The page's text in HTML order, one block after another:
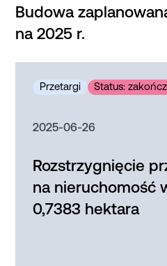
Budowa
na 2025 r.
2025-06-26
Rozstrzygnięcie
na nieruchomość
0,7383 hektara